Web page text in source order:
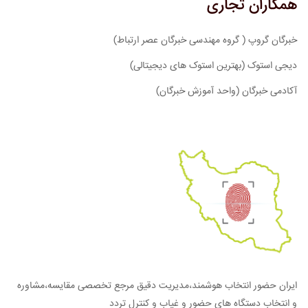
همکاران تجاری
خبرگان گروپ ( گروه مهندسی خبرگان عصر ارتباط)
دیجی استوک (بهترین استوک های دیجیتالی)
آکادمی خبرگان (واحد آموزش خبرگان)
ایران حضور انتخاب هوشمند،مدیریت دقیق مرجع تخصصی مقایسه،مشاوره
و انتخاب دستگاه های حضور و غیاب و کنترل تردد